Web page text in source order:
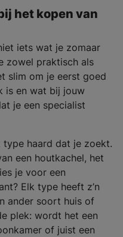
het kopen van
iets wat je zomaar
zowel praktisch als
slim om je eerst goed
is en wat bij jouw
je een specialist
type haard dat je zoekt.
een houtkachel, het
je voor een
Elk type heeft z’n
ander soort huis of
plek: wordt het een
of juist een